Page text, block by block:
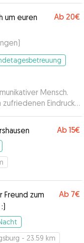
um euren
Ab 20€
)
Mensch.
zufriedenen Eindruck,
wie der Tag so
Ab 15€
Freund zum
Ab 7€
- 23.59 km